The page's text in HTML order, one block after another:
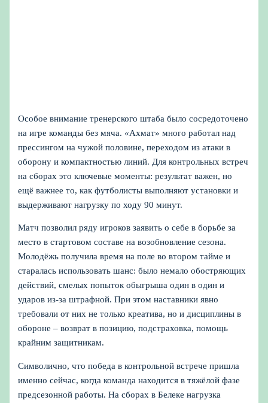
Особое внимание тренерского штаба было сосредоточено
на игре команды без мяча. «Ахмат» много работал над
прессингом на чужой половине, переходом из атаки в
оборону и компактностью линий. Для контрольных встреч
на сборах это ключевые моменты: результат важен, но
ещё важнее то, как футболисты выполняют установки и
выдерживают нагрузку по ходу 90 минут.
Матч позволил ряду игроков заявить о себе в борьбе за
место в стартовом составе на возобновление сезона.
Молодёжь получила время на поле во втором тайме и
старалась использовать шанс: было немало обостряющих
действий, смелых попыток обыгрыша один в один и
ударов из-за штрафной. При этом наставники явно
требовали от них не только креатива, но и дисциплины в
обороне – возврат в позицию, подстраховка, помощь
крайним защитникам.
Символично, что победа в контрольной встрече пришла
именно сейчас, когда команда находится в тяжёлой фазе
предсезонной работы. На сборах в Белеке нагрузка